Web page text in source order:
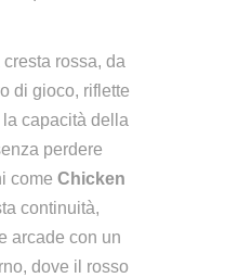
cresta rossa, da
di gioco, riflette
capacità della
perdere
come Chicken
continuità,
arcade con un
dove il rosso